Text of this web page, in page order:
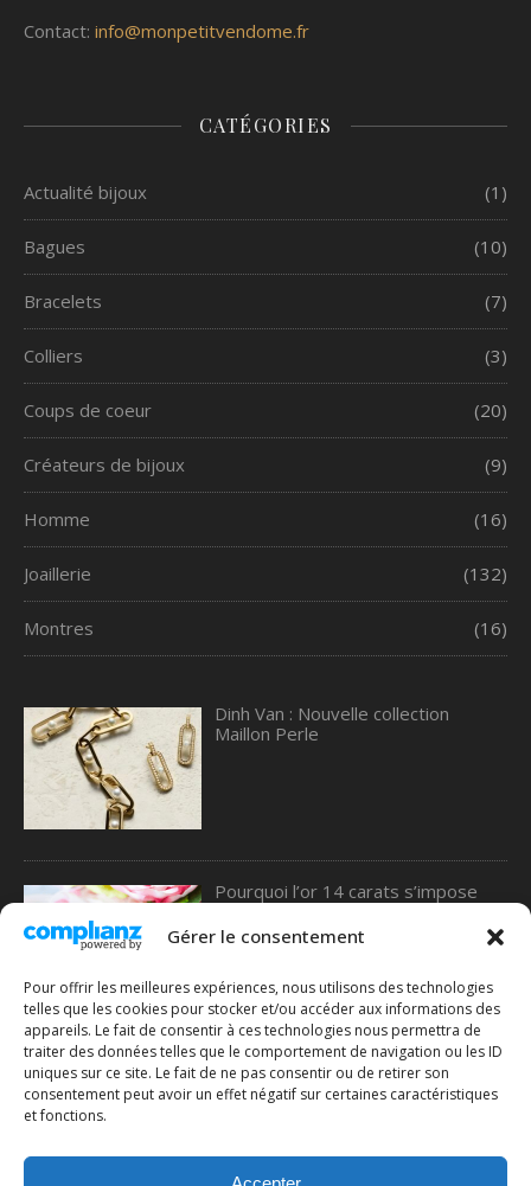
Gérer le consentement
Pour offrir les meilleures expériences, nous utilisons des technologies
telles que les cookies pour stocker et/ou accéder aux informations des
appareils. Le fait de consentir à ces technologies nous permettra de
traiter des données telles que le comportement de navigation ou les ID
uniques sur ce site. Le fait de ne pas consentir ou de retirer son
consentement peut avoir un effet négatif sur certaines caractéristiques
et fonctions.
Contact: info@monpetitvendome.fr
CATÉGORIES
Actualité bijoux (1)
Bagues (10)
Bracelets (7)
Colliers (3)
Coups de coeur (20)
Créateurs de bijoux (9)
Homme (16)
Joaillerie (132)
Montres (16)
Dinh Van : Nouvelle collection
Maillon Perle
Pourquoi l’or 14 carats s’impose
comme le meilleur choix pour les
alliances, selon une étude de 77
Diamonds
Comment choisir une bague en or :
le guide complet pour ne pas se
tromper